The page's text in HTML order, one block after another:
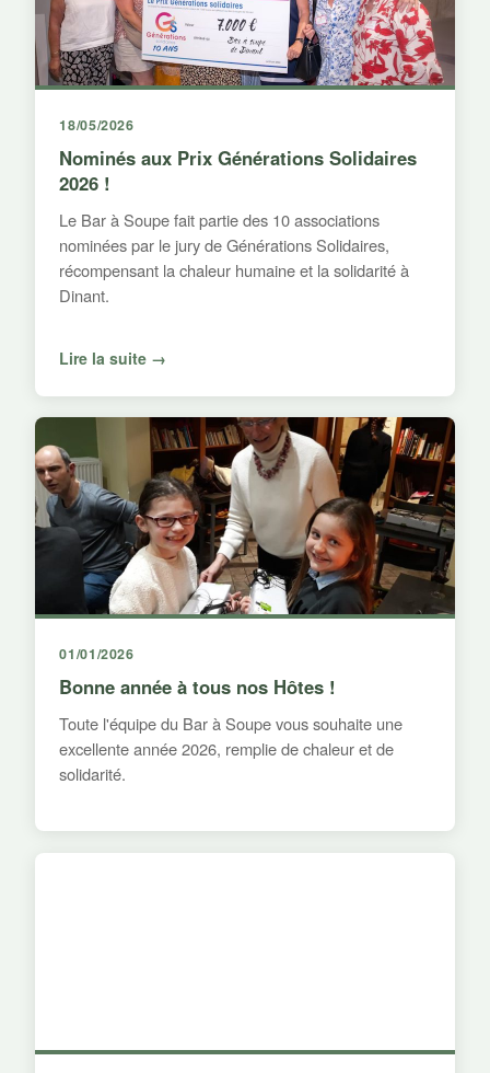
18/05/2026
Nominés aux Prix Générations Solidaires
2026 !
Le Bar à Soupe fait partie des 10 associations
nominées par le jury de Générations Solidaires,
récompensant la chaleur humaine et la solidarité à
Dinant.
Lire la suite →
01/01/2026
Bonne année à tous nos Hôtes !
Toute l'équipe du Bar à Soupe vous souhaite une
excellente année 2026, remplie de chaleur et de
solidarité.